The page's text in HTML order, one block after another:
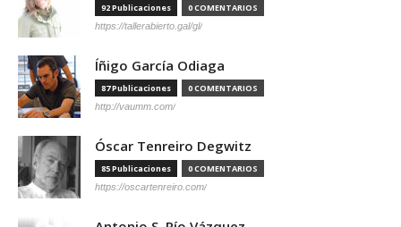
92 Publicaciones 0 COMENTARIOS
https://tallerabierto.gal/gl/
Íñigo García Odiaga
87 Publicaciones 0 COMENTARIOS
http://vaumm.com/
Óscar Tenreiro Degwitz
85 Publicaciones 0 COMENTARIOS
https://oscartenreiro.com/